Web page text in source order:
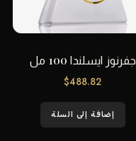
جفرنوز ايسلندا 100 مل
$488.82
إضافة إلى السلة